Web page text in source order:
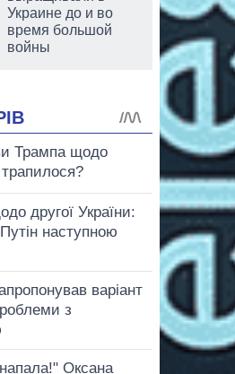
Украине до и во
время большой
войны